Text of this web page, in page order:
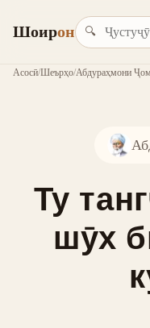
Шоирон 🔍
Асосӣ/Шеърҳо/Абдураҳмони
Ту
шӯх